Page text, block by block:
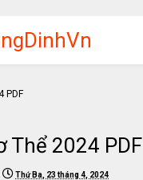
ebook,
học,
mềm học
phí
Thể 2024 PDF
Thứ Ba, 23 tháng 4, 2024